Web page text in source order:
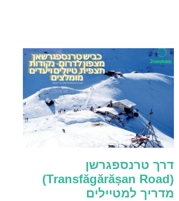
דרך טרנספגרשן
(Transfăgărășan Road)
מדריך למטיילים